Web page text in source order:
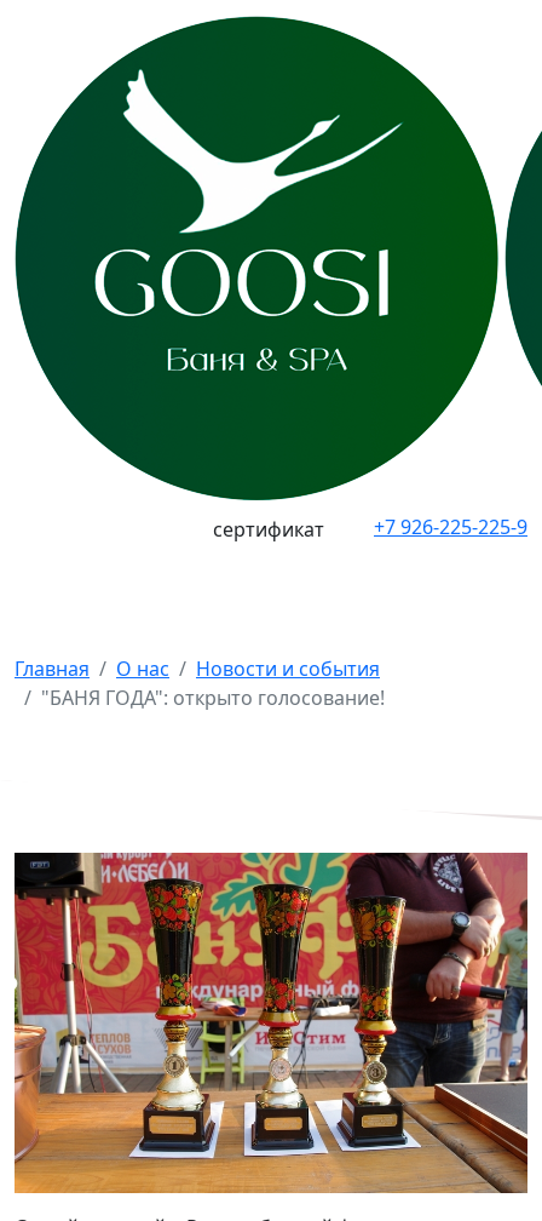
сертификат +7 926-225-225-9
Главная О нас
Новости и события
"БАНЯ ГОДА": открыто голосование!